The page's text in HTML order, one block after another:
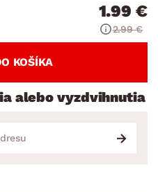
1.99 €
2.99 €
KOŠÍKA
alebo vyzdvihnutia